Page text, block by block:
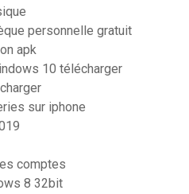
personnelle gratuit
apk
10 télécharger
sur iphone
comptes
8 32bit